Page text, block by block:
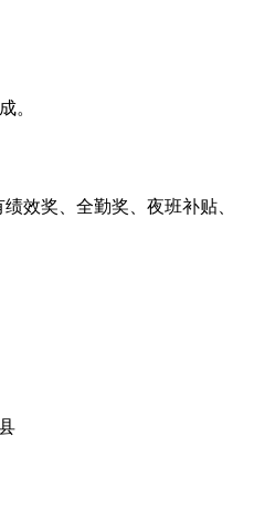
。
效奖、全勤奖、夜班补贴、